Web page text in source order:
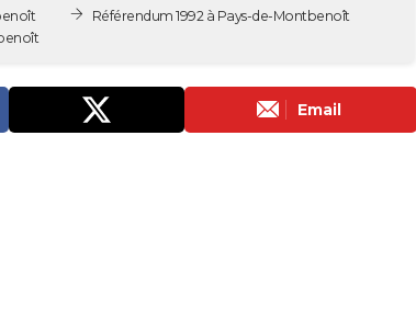
Référendum 1992 à Pays-de-Montbenoît
Email